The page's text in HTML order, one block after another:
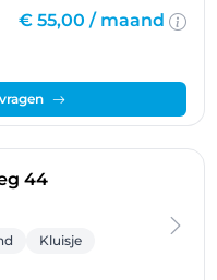
€ 55,00 / maand
44- Geel
Kluisje